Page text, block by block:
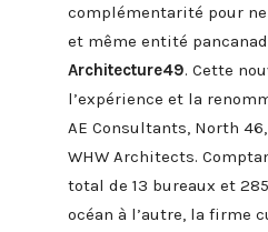
complémentarité pour
et même entité
Architecture49. Cette
l’expérience et la
AE Consultants, North
WHW Architects.
total de 13 bureaux et
océan à l’autre, la firme